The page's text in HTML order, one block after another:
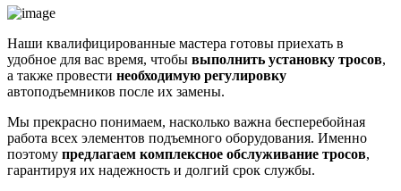
Наши квалифицированные мастера готовы приехать в
удобное для вас время, чтобы выполнить установку тросов,
а также провести необходимую регулировку
автоподъемников после их замены.
Мы прекрасно понимаем, насколько важна бесперебойная
работа всех элементов подъемного оборудования. Именно
поэтому предлагаем комплексное обслуживание тросов,
гарантируя их надежность и долгий срок службы.